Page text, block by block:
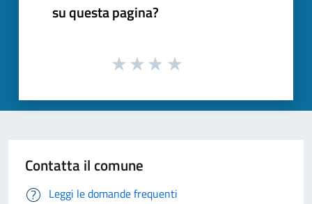
su questa pagina?
Contatta il comune
Leggi le domande frequenti